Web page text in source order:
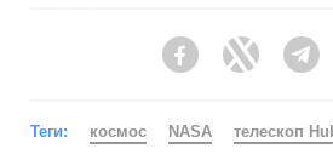
FacebookTwitter
Теги: космос NASA телескоп